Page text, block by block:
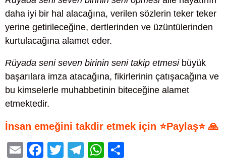
daha iyi bir hal alacağına, verilen sözlerin teker teker
yerine getirileceğine, dertlerinden ve üzüntülerinden
kurtulacağına alamet eder.
Rüyada seni seven birinin seni takip etmesibüyük
başarılara imza atacağına, fikirlerinin çatışacağına ve
bu kimselerle muhabbetinin biteceğine alamet
etmektedir.
İnsan emeğini takdir etmek için ⭐Paylaş⭐ 🙏
E
F
T
T
W